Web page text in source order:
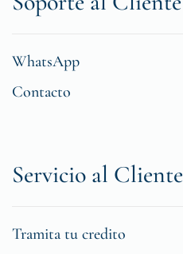
WhatsApp
Contacto
Servicio al Cliente
Tramita tu credito